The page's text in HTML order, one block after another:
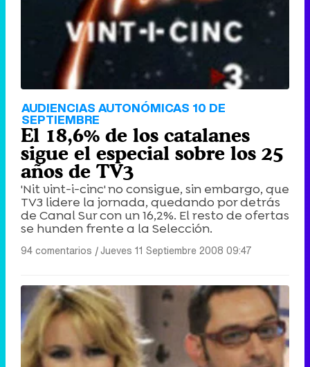
AUDIENCIAS AUTONÓMICAS 10 DE
SEPTIEMBRE
El 18,6% de los catalanes
sigue el especial sobre los 25
años de TV3
'Nit vint-i-cinc' no consigue, sin embargo, que
TV3 lidere la jornada, quedando por detrás
de Canal Sur con un 16,2%. El resto de ofertas
se hunden frente a la Selección.
94 comentarios |Jueves 11 Septiembre 2008 09:47